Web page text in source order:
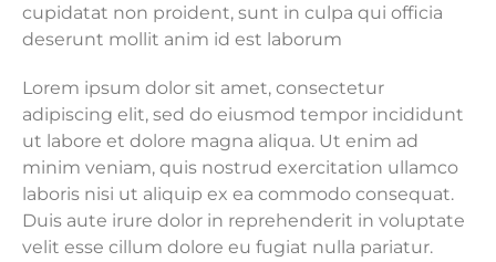
cupidatat non proident, sunt in culpa qui officia
deserunt mollit anim id est laborum
Lorem ipsum dolor sit amet, consectetur
adipiscing elit, sed do eiusmod tempor incididunt
ut labore et dolore magna aliqua. Ut enim ad
minim veniam, quis nostrud exercitation ullamco
laboris nisi ut aliquip ex ea commodo consequat.
Duis aute irure dolor in reprehenderit in voluptate
velit esse cillum dolore eu fugiat nulla pariatur.